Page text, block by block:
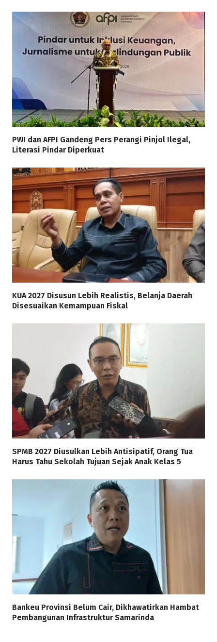
PWI dan AFPI Gandeng Pers Perangi Pinjol Ilegal,
Literasi Pindar Diperkuat
KUA 2027 Disusun Lebih Realistis, Belanja Daerah
Disesuaikan Kemampuan Fiskal
SPMB 2027 Diusulkan Lebih Antisipatif, Orang Tua
Harus Tahu Sekolah Tujuan Sejak Anak Kelas 5
Bankeu Provinsi Belum Cair, Dikhawatirkan Hambat
Pembangunan Infrastruktur Samarinda